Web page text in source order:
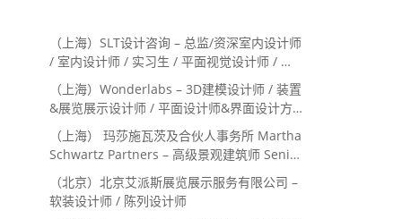
（上海）SLT设计咨询 – 总监/资深室内设计师
/ 室内设计师 / 实习生 / 平面视觉设计师 / 项
目经理/中后期负责人 / 媒体公关负责人 / 服
务体验设计师
（上海）Wonderlabs – 3D建模设计师 / 装置
&展览展示设计师 / 平面设计师&界面设计方
向
（上海） 玛莎施瓦茨及合伙人事务所 Martha
Schwartz Partners – 高级景观建筑师 Senior
Landscape Designer / 景观建筑师
Landscape Designer
（北京）北京艾派斯展览展示服务有限公司 –
软装设计师 / 陈列设计师